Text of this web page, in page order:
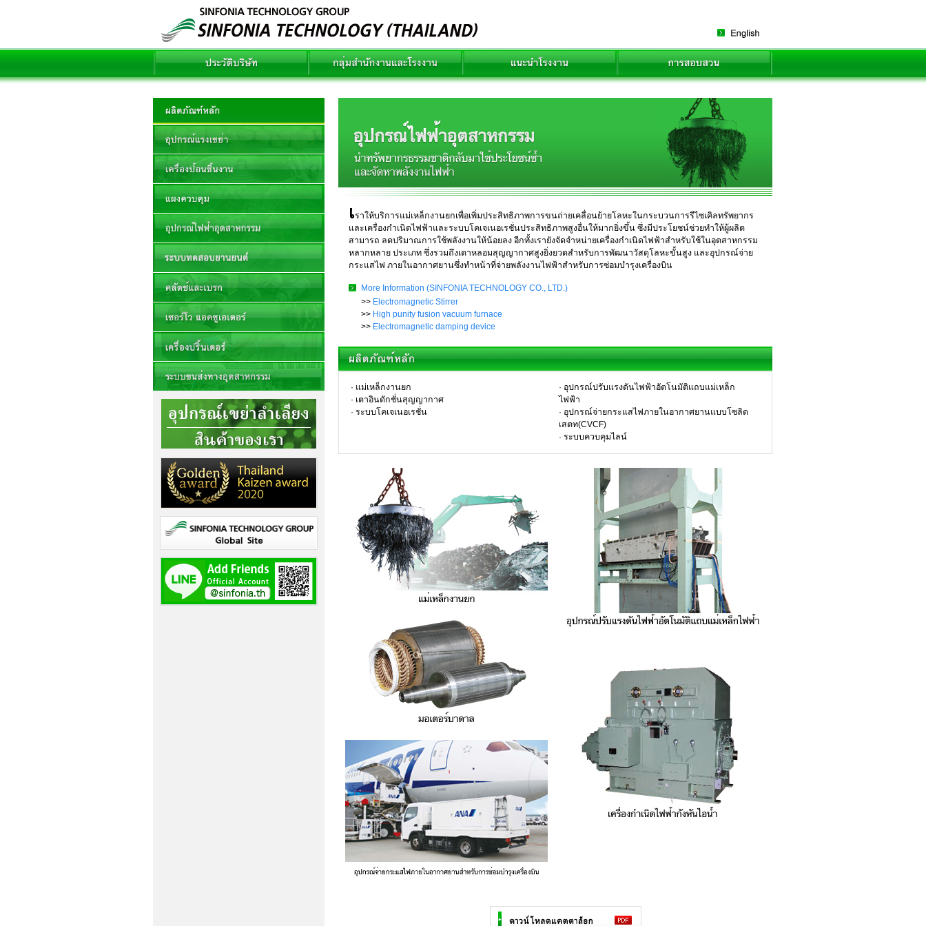
เราให้บริการแม่เหล็กงานยกเพื่อเพิ่มประสิทธิภาพการขนถ่ายเคลื่อนย้ายโลหะในกระบวนการรีไซเคิลทรัพยากร
และเครื่องกำเนิดไฟฟ้าและระบบโคเจเนอเรชั่นประสิทธิภาพสูงอื่นให้มากยิ่งขึ้น ซึ่งมีประโยชน์ช่วยทำให้ผู้ผลิต
สามารถ ลดปริมาณการใช้พลังงานให้น้อยลง อีกทั้งเรายังจัดจำหน่ายเครื่องกำเนิดไฟฟ้าสำหรับใช้ในอุตสาหกรรม
หลากหลาย ประเภท ซึ่งรวมถึงเตาหลอมสุญญากาศสูงยิ่งยวดสำหรับการพัฒนาวัสดุโลหะขั้นสูง และอุปกรณ์จ่าย
กระแสไฟ ภายในอากาศยานซึ่งทำหน้าที่จ่ายพลังงานไฟฟ้าสำหรับการซ่อมบำรุงเครื่องบิน
More Information (SINFONIA TECHNOLOGY CO., LTD.)
>> Electromagnetic Stirrer
>> High punity fusion vacuum furnace
>> Electromagnetic damping device
· แม่เหล็กงานยก
· เตาอินดักชั่นสุญญากาศ
· ระบบโคเจเนอเรชั่น
· อุปกรณ์ปรับแรงดันไฟฟ้าอัตโนมัติแถบแม่เหล็ก
ไฟฟ้า
· อุปกรณ์จ่ายกระแสไฟภายในอากาศยานแบบโซลิด
เสตท(CVCF)
· ระบบควบคุมไลน์